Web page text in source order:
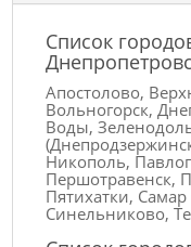
Список
Апостолово,
Вольногорск,
Воды,
Никополь,
Першотравенск,
Пятихатки,
Синельниково,